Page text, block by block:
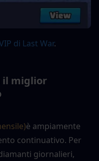
di Last War.
il miglior
è ampiamente
continuativo. Per
giornalieri,